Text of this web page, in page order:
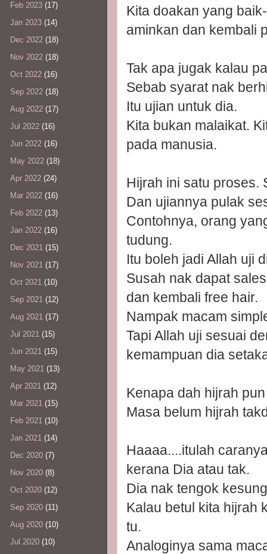
Kita doakan yang
aminkan dan kembali
Tak apa jugak kalau
Sebab syarat nak
Itu ujian untuk dia.
Kita bukan malaikat.
pada manusia.
Hijrah ini satu proses.
Dan ujiannya pulak
Contohnya, orang
tudung.
Itu boleh jadi Allah uji
Susah nak dapat
dan kembali free hair.
Nampak macam
Tapi Allah uji sesuai
kemampuan dia
Kenapa dah hijrah
Masa belum hijrah
Haaaa....itulah
kerana Dia atau tak.
Dia nak tengok
Kalau betul kita hijrah
tu.
Analoginya sama
Feb 2023 (17)
Jan 2023 (14)
Dec 2022 (18)
Nov 2022 (18)
Oct 2022 (16)
Sep 2022 (18)
Aug 2022 (17)
Jul 2022 (16)
Jun 2022 (16)
May 2022 (18)
Apr 2022 (24)
Mar 2022 (16)
Feb 2022 (13)
Jan 2022 (16)
Dec 2021 (15)
Nov 2021 (17)
Oct 2021 (10)
Sep 2021 (12)
Aug 2021 (17)
Jul 2021 (15)
Jun 2021 (15)
May 2021 (13)
Apr 2021 (12)
Mar 2021 (15)
Feb 2021 (10)
Jan 2021 (14)
Dec 2020 (7)
Nov 2020 (8)
Oct 2020 (12)
Sep 2020 (11)
Aug 2020 (10)
Jul 2020 (10)